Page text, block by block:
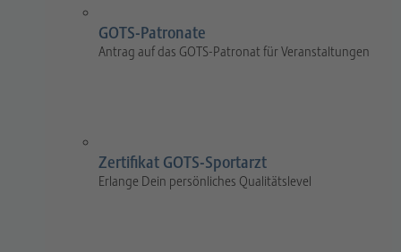
GOTS-Patronate
Antrag auf das GOTS-Patronat für Veranstaltungen
Zertifikat GOTS-Sportarzt
Erlange Dein persönliches Qualitätslevel